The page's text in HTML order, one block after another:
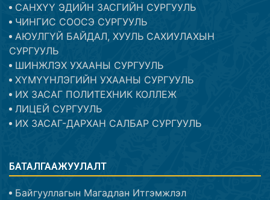
САНХҮҮ ЭДИЙН ЗАСГИЙН СУРГУУЛЬ
ЧИНГИС СООСЭ СУРГУУЛЬ
АЮУЛГҮЙ БАЙДАЛ, ХУУЛЬ САХИУЛАХЫН
СУРГУУЛЬ
ШИНЖЛЭХ УХААНЫ СУРГУУЛЬ
ХҮМҮҮНЛЭГИЙН УХААНЫ СУРГУУЛЬ
ИХ ЗАСАГ ПОЛИТЕХНИК КОЛЛЕЖ
ЛИЦЕЙ СУРГУУЛЬ
ИХ ЗАСАГ-ДАРХАН САЛБАР СУРГУУЛЬ
БАТАЛГААЖУУЛАЛТ
Байгууллагын Магадлан Итгэмжлэл